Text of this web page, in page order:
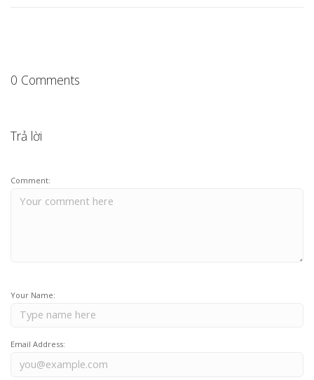
0 Comments
Trả lời
Comment:
Your Name:
Email Address: